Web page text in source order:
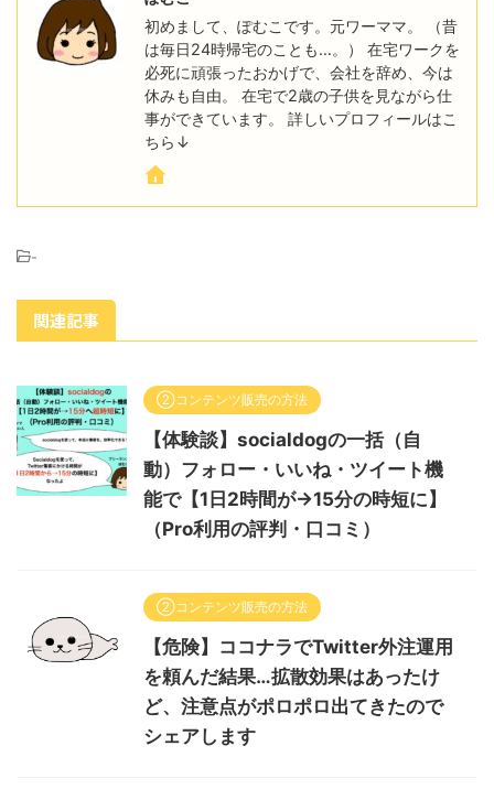
初めまして、ぽむこです。元ワーママ。 （昔
は毎日24時帰宅のことも…。） 在宅ワークを
必死に頑張ったおかげで、会社を辞め、今は
休みも自由。 在宅で2歳の子供を見ながら仕
事ができています。 詳しいプロフィールはこ
ちら↓
-
関連記事
②コンテンツ販売の方法
【体験談】socialdogの一括（自
動）フォロー・いいね・ツイート機
能で【1日2時間が→15分の時短に】
（Pro利用の評判・口コミ）
②コンテンツ販売の方法
【危険】ココナラでTwitter外注運用
を頼んだ結果…拡散効果はあったけ
ど、注意点がポロポロ出てきたので
シェアします